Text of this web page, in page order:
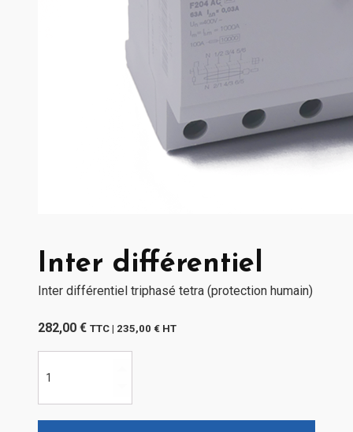
Inter différentiel
Inter différentiel triphasé tetra (protection humain)
282,00 € TTC | 235,00 € HT
différentiel